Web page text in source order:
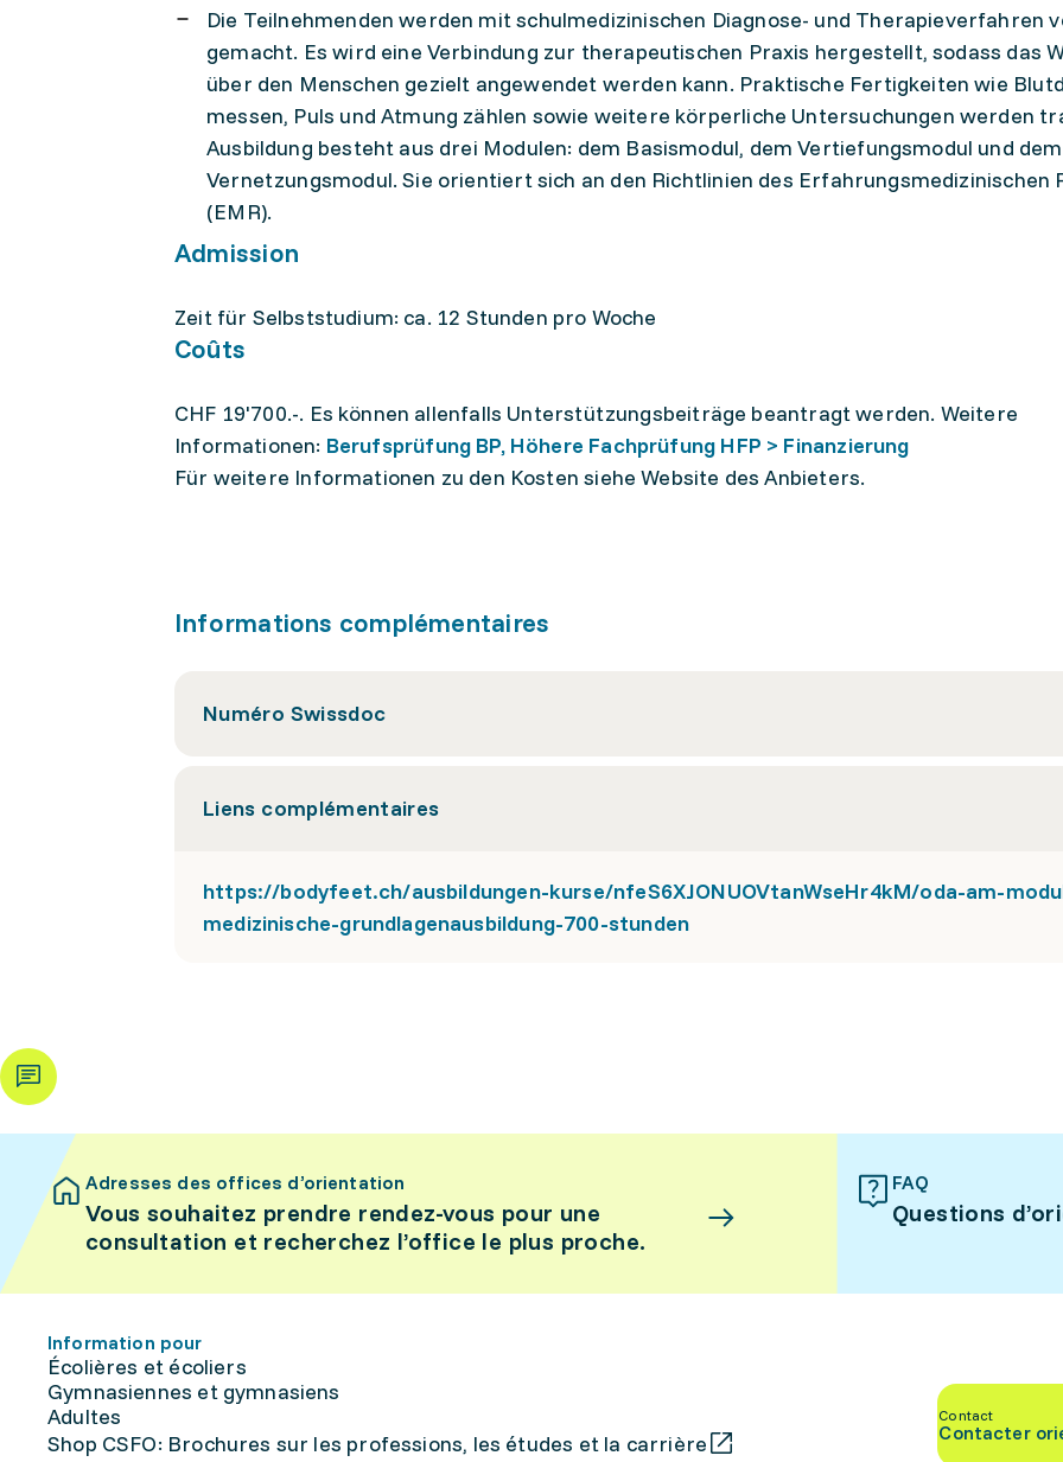
Die Teilnehmenden werden mit schulmedizinischen Diagnose- und Therapieverfahren
gemacht. Es wird eine Verbindung zur therapeutischen Praxis hergestellt, sodass das
über den Menschen gezielt angewendet werden kann. Praktische Fertigkeiten wie
messen, Puls und Atmung zählen sowie weitere körperliche Untersuchungen werden
Ausbildung besteht aus drei Modulen: dem Basismodul, dem Vertiefungsmodul und dem
Vernetzungsmodul. Sie orientiert sich an den Richtlinien des Erfahrungsmedizinischen
(EMR).
Admission
Zeit für Selbst­stu­di­um: ca. 12 Stun­den pro Wo­che
Coûts
CHF 19'700.-. Es können allenfalls Unterstützungsbeiträge beantragt werden. Weitere
Informationen: Berufsprüfung BP, Höhere Fachprüfung HFP > Finanzierung
Für weitere Informationen zu den Kosten siehe Website des Anbieters.
Informations complémentaires
Numéro Swissdoc
Liens complémentaires
https://bodyfeet.ch/ausbildungen-kurse/nfeS6XJONUOVtanWseHr4kM/oda-am-
medizinische-grundlagenausbildung-700-stunden
Adresses des offices d’orientation
Vous souhaitez prendre rendez-vous pour une
consultation et recherchez l’office le plus proche.
FAQ
Questions
Information pour
Écolières et écoliers
Gymnasiennes et gymnasiens
Adultes
Shop CSFO: Brochures sur les professions, les études et la carrière
Contact
Contacter